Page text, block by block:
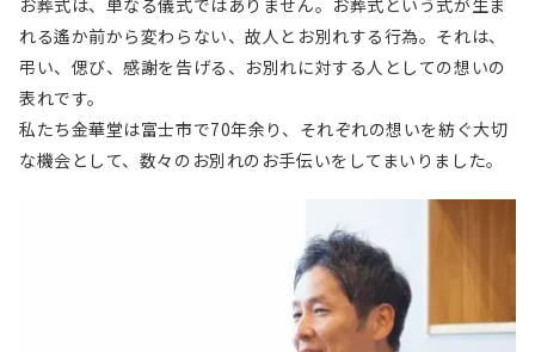
れる遙か前から変わらない、故人とお別れする行為。それは、
弔い、偲び、感謝を告げる、お別れに対する人としての想いの
表れです。
私たち金華堂は富士市で70年余り、それぞれの想いを紡ぐ大切
な機会として、数々のお別れのお手伝いをしてまいりました。